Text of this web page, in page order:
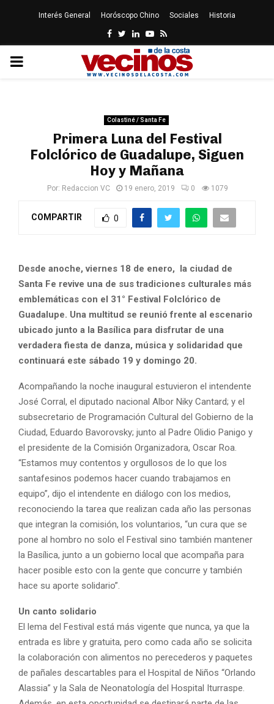
Interés General Horóscopo Chino Sociales Historia
Facebook
Twitter
LinkedinYoutube
Rss
PRIMARY
Colastiné / Santa Fe
Primera Luna del Festival
Folclórico de Guadalupe, Siguen
Hoy y Mañana
Por: Redaccion VC 19 enero, 2019 0 1079
COMPARTIR 0
Desde anoche, viernes 18 de enero, la ciudad de
Santa Fe revive una de sus tradiciones culturales más
emblemáticas con el 31° Festival Folclórico de
Guadalupe. Una multitud se reunió frente al escenario
ubicado junto a la Basílica para disfrutar de una
verdadera fiesta de danza, música y solidaridad que
continuará este sábado 19 y domingo 20.
Acompañando la noche inaugural estuvieron el intendente
José Corral, el diputado nacional Albor Niky Cantard; y el
subsecretario de Programación Cultural del Gobierno de la
Ciudad, Eduardo Bavorovsky; junto al Padre Olidio Panigo y
el presidente de la Comisión Organizadora, Oscar Roa.
“Estamos muy contentos y orgullosos de lo que los
santafesinos podemos hacer cuando trabajamos en
equipo”, dijo el intendente en diálogo con los medios,
reconociendo la tarea que realizan cada año las personas
que integran la comisión, los voluntarios, “un cura que se
pone al hombro no solo el Festival sino también mantener
la Basílica, junto a un gobierno local que acompaña para
hacer posible esto con la gente que concurre y también
hace su aporte solidario”.
Un canto solidario
El lema del Festival está más vigente que nunca, ya que la
entrada es libre y gratuita, pero como cada año se solicita
la colaboración con alimentos no perecederos y paquetes
de pañales descartables para el Hospital de Niños “Orlando
Alassia” y la Sala de Neonatología del Hospital Iturraspe.